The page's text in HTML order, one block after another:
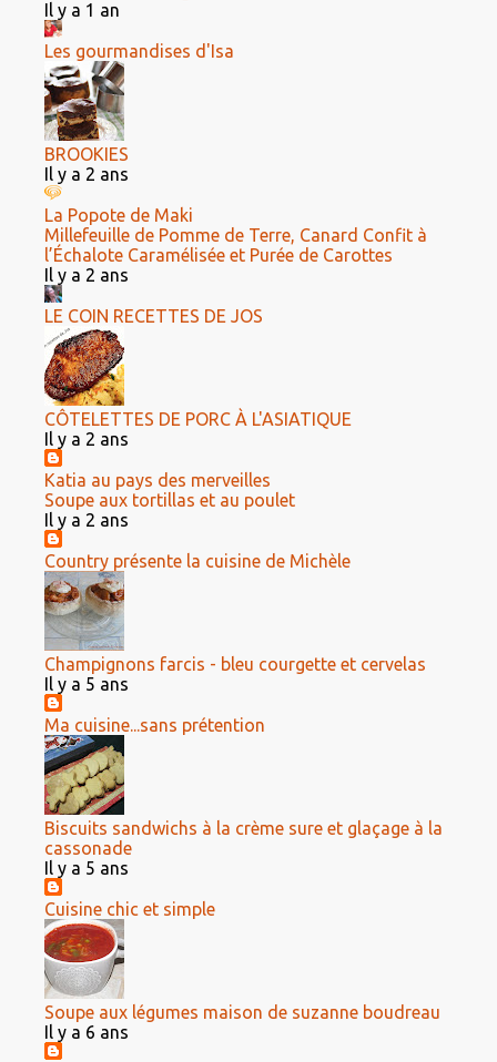
Il y a 1 an
Les gourmandises d'Isa
BROOKIES
Il y a 2 ans
La Popote de Maki
Millefeuille de Pomme de Terre, Canard Confit à
l’Échalote Caramélisée et Purée de Carottes
Il y a 2 ans
LE COIN RECETTES DE JOS
CÔTELETTES DE PORC À L'ASIATIQUE
Il y a 2 ans
Katia au pays des merveilles
Soupe aux tortillas et au poulet
Il y a 2 ans
Country présente la cuisine de Michèle
Champignons farcis - bleu courgette et cervelas
Il y a 5 ans
Ma cuisine...sans prétention
Biscuits sandwichs à la crème sure et glaçage à la
cassonade
Il y a 5 ans
Cuisine chic et simple
Soupe aux légumes maison de suzanne boudreau
Il y a 6 ans